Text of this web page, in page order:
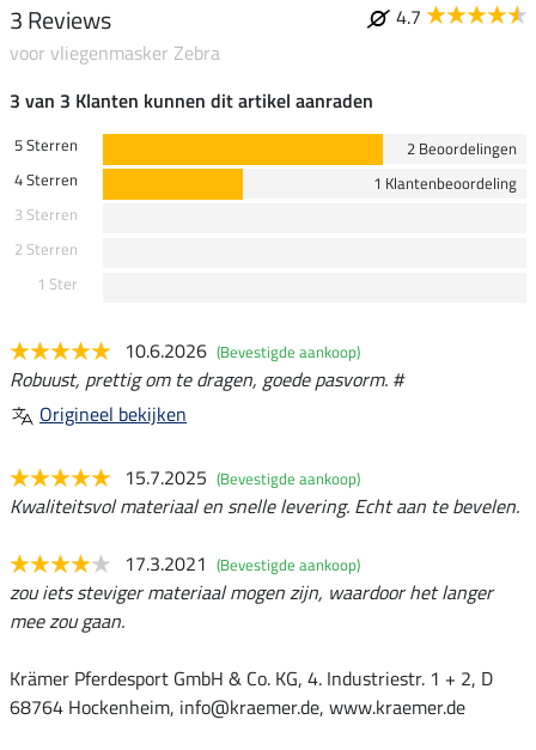
3 Reviews
4.7
voor vliegenmasker Zebra
3 van 3 Klanten kunnen dit artikel aanraden
5 Sterren
2 Beoordelingen
4 Sterren
1 Klantenbeoordeling
3 Sterren
2 Sterren
1 Ster
10.6.2026 (Bevestigde aankoop)
Robuust, prettig om te dragen, goede pasvorm. #
Origineel bekijken
15.7.2025 (Bevestigde aankoop)
Kwaliteitsvol materiaal en snelle levering. Echt aan te bevelen.
17.3.2021 (Bevestigde aankoop)
zou iets steviger materiaal mogen zijn, waardoor het langer
mee zou gaan.
Krämer Pferdesport GmbH & Co. KG, 4. Industriestr. 1 + 2, D
68764 Hockenheim, info@kraemer.de, www.kraemer.de